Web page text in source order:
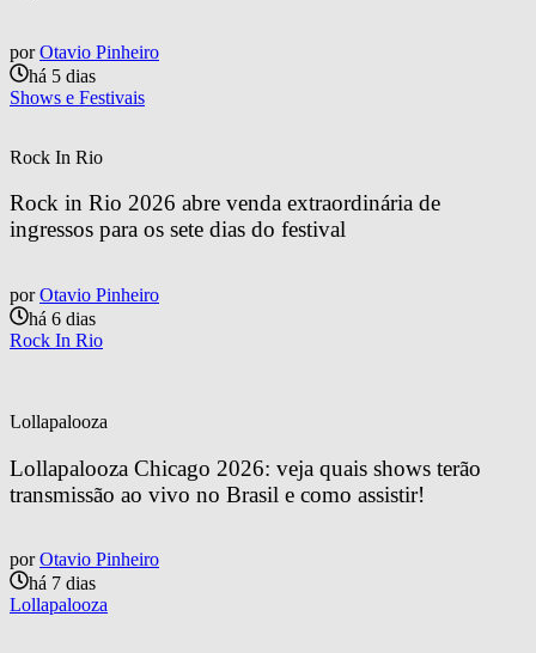
por Otavio Pinheiro
há 5 dias
Shows e Festivais
Rock In Rio
Rock in Rio 2026 abre venda extraordinária de
ingressos para os sete dias do festival
por Otavio Pinheiro
há 6 dias
Rock In Rio
Lollapalooza
Lollapalooza Chicago 2026: veja quais shows terão
transmissão ao vivo no Brasil e como assistir!
por Otavio Pinheiro
há 7 dias
Lollapalooza